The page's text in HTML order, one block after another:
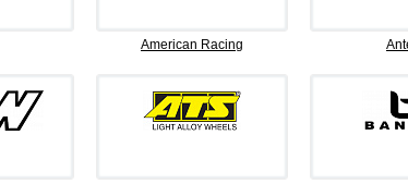
American Racing